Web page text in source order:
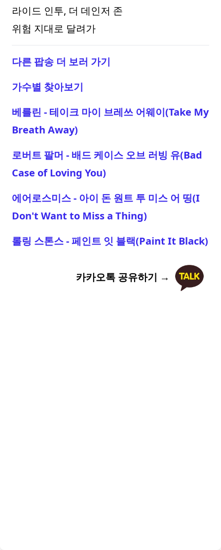
라이드 인투, 더 데인저 존
위험 지대로 달려가
다른 팝송 더 보러 가기
가수별 찾아보기
베를린 - 테이크 마이 브레쓰 어웨이(Take My
Breath Away)
로버트 팔머 - 배드 케이스 오브 러빙 유(Bad
Case of Loving You)
에어로스미스 - 아이 돈 원트 투 미스 어 띵(I
Don't Want to Miss a Thing)
롤링 스톤스 - 페인트 잇 블랙(Paint It Black)
카카오톡 공유하기 →